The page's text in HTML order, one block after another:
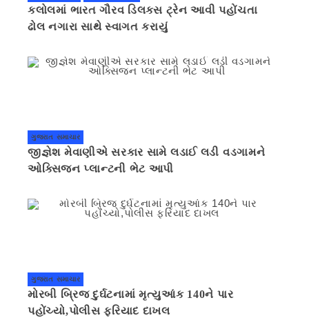
કલોલમાં ભારત ગૌરવ ડિલક્સ ટ્રેન આવી પહોંચતા
ઢોલ નગારા સાથે સ્વાગત કરાયું
ગુજરાત સમાચાર
જીજ્ઞેશ મેવાણીએ સરકાર સામે લડાઈ લડી વડગામને
ઓક્સિજન પ્લાન્ટની ભેટ આપી
ગુજરાત સમાચાર
મોરબી બ્રિજ દુર્ઘટનામાં મૃત્યુઆંક 140ને પાર
પહોંચ્યો,પોલીસ ફરિયાદ દાખલ